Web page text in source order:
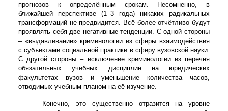
прогнозов к определённым срокам. Несомненно, в
ближайшей перспективе (1–3 года) никаких радикальных
трансформаций не предвидится. Всё более отчётливо будут
проявлять себя две негативные тенденции. С одной стороны
– «выдавливание» криминологии из сферы взаимодействия
с субъектами социальной практики в сферу вузовской науки.
С другой стороны – исключение криминологии из перечня
обязательных учебных дисциплин на юридических
факультетах вузов и уменьшение количества часов,
отводимых учебным планом на её изучение.
Конечно, это существенно отразится на уровне